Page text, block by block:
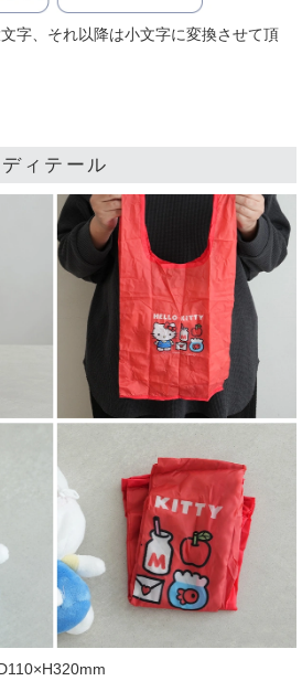
字、それ以降は小文字に変換させて頂
ディテール